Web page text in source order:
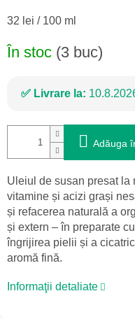
Evaluare
32 lei / 100 ml
În stoc (3 buc)
Livrare la:
Adăuga
Uleiul de susan presat la
vitamine și acizi grași
și refacerea naturală a
și extern – în preparate
îngrijirea pielii și a
aromă fină.
Informaţii detaliate